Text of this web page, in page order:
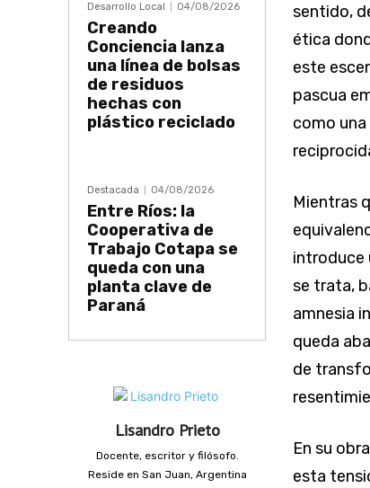
Desarrollo Local 04/08/2026
Creando
Conciencia lanza
una línea de bolsas
de residuos
hechas con
plástico reciclado
Destacada 04/08/2026
Entre Ríos: la
Cooperativa de
Trabajo Cotapa se
queda con una
planta clave de
Paraná
Lisandro Prieto
Docente, escritor y filósofo.
Reside en San Juan, Argentina
sentido,
ética
este
pascua
como una
Mientras
introduce
se trata,
amnesia
queda
de
En su
esta